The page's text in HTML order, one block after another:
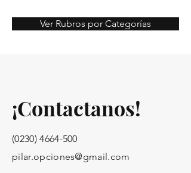
Ver Rubros por Categorías
¡Contactanos!
(0230) 4664-500
pilar.opciones@gmail.com